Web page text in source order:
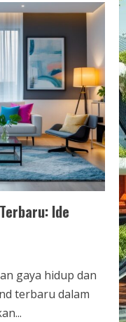
Ide
gaya hidup dan
terbaru dalam